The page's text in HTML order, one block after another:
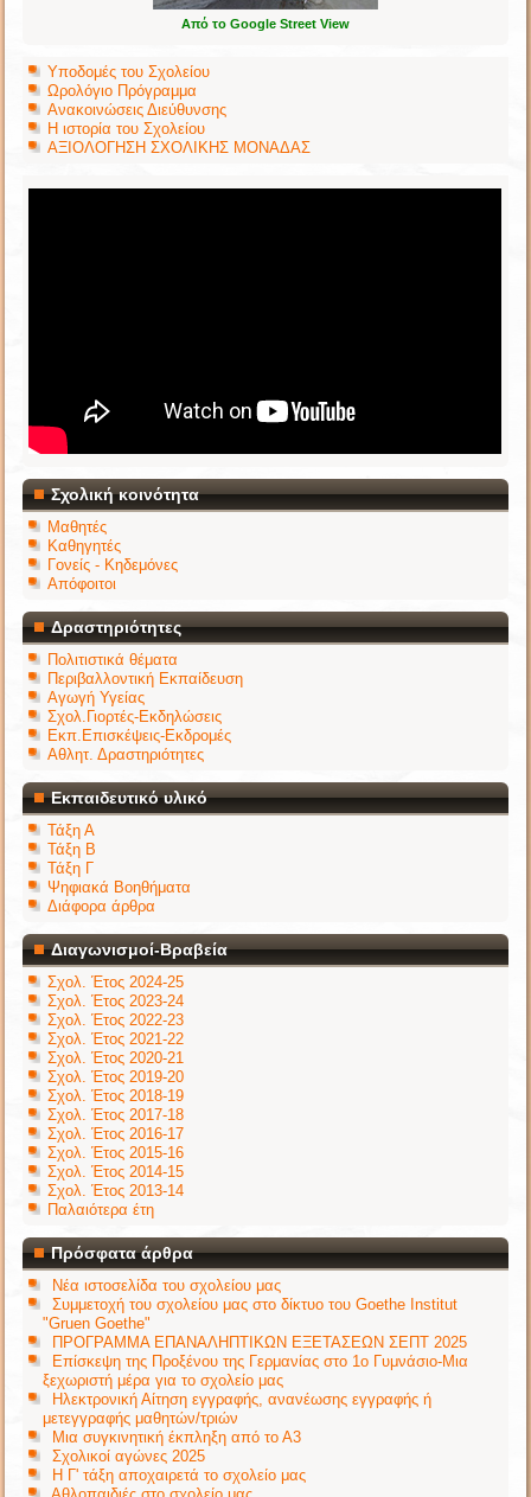
Από το Google Street View
Υποδομές του Σχολείου
Ωρολόγιο Πρόγραμμα
Ανακοινώσεις Διεύθυνσης
Η ιστορία του Σχολείου
ΑΞΙΟΛΟΓΗΣΗ ΣΧΟΛΙΚΗΣ ΜΟΝΑΔΑΣ
Σχολική κοινότητα
Μαθητές
Καθηγητές
Γονείς - Κηδεμόνες
Απόφοιτοι
Δραστηριότητες
Πολιτιστικά θέματα
Περιβαλλοντική Εκπαίδευση
Αγωγή Υγείας
Σχολ.Γιορτές-Εκδηλώσεις
Εκπ.Επισκέψεις-Εκδρομές
Αθλητ. Δραστηριότητες
Εκπαιδευτικό υλικό
Τάξη Α
Τάξη Β
Τάξη Γ
Ψηφιακά Βοηθήματα
Διάφορα άρθρα
Διαγωνισμοί-Βραβεία
Σχολ. Έτος 2024-25
Σχολ. Έτος 2023-24
Σχολ. Έτος 2022-23
Σχολ. Έτος 2021-22
Σχολ. Έτος 2020-21
Σχολ. Έτος 2019-20
Σχολ. Έτος 2018-19
Σχολ. Έτος 2017-18
Σχολ. Έτος 2016-17
Σχολ. Έτος 2015-16
Σχολ. Έτος 2014-15
Σχολ. Έτος 2013-14
Παλαιότερα έτη
Πρόσφατα άρθρα
Νέα ιστοσελίδα του σχολείου μας
Συμμετοχή του σχολείου μας στο δίκτυο του Goethe Institut
"Gruen Goethe"
ΠΡΟΓΡΑΜΜΑ ΕΠΑΝΑΛΗΠΤΙΚΩΝ ΕΞΕΤΑΣΕΩΝ ΣΕΠΤ 2025
Επίσκεψη της Προξένου της Γερμανίας στο 1ο Γυμνάσιο-Μια
ξεχωριστή μέρα για το σχολείο μας
Ηλεκτρονική Αίτηση εγγραφής, ανανέωσης εγγραφής ή
μετεγγραφής μαθητών/τριών
Μια συγκινητική έκπληξη από το Α3
Σχολικοί αγώνες 2025
Η Γ' τάξη αποχαιρετά το σχολείο μας